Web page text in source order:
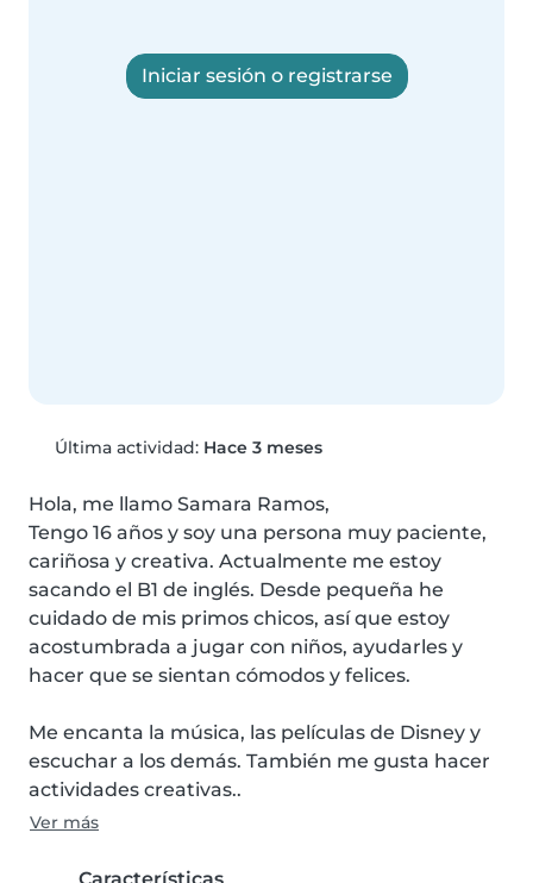
Iniciar sesión o registrarse
Última actividad: Hace 3 meses
Hola, me llamo Samara Ramos,
Tengo 16 años y soy una persona muy paciente,
cariñosa y creativa. Actualmente me estoy
sacando el B1 de inglés. Desde pequeña he
cuidado de mis primos chicos, así que estoy
acostumbrada a jugar con niños, ayudarles y
hacer que se sientan cómodos y felices.
Me encanta la música, las películas de Disney y
escuchar a los demás. También me gusta hacer
actividades creativas..
Ver más